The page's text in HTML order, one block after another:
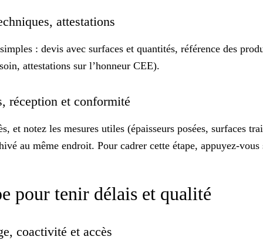
attestations
: devis avec surfaces et quantités, référence des
attestations sur l’honneur CEE).
réception et conformité
et notez les mesures utiles (épaisseurs posées, surfaces
au même endroit. Pour cadrer cette étape, appuyez-
pour tenir délais et qualité
coactivité et accès